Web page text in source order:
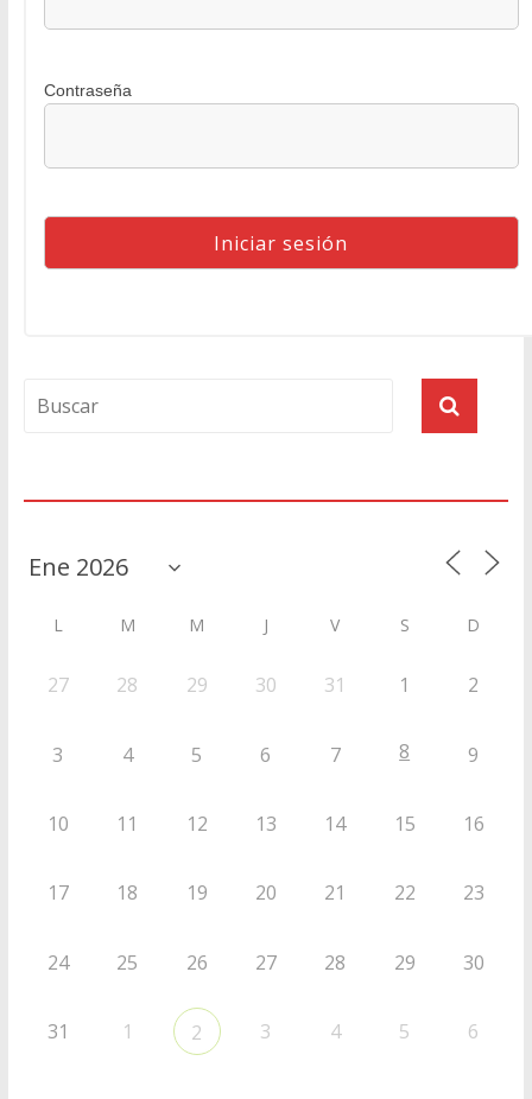
Contraseña
L M M J V S D
27 28 29 30 31 1 2
3 4 5 6 7 8 9
10 11 12 13 14 15 16
17 18 19 20 21 22 23
24 25 26 27 28 29 30
31 1 2 3 4 5 6